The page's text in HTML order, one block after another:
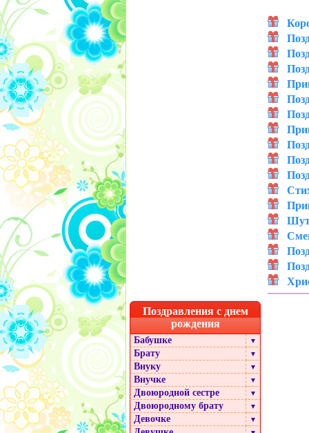
Поздравления с днем
рождения
Бабушке ▼
Брату ▼
Внуку ▼
Внучке ▼
Двоюродной сестре ▼
Двоюродному брату ▼
Девочке ▼